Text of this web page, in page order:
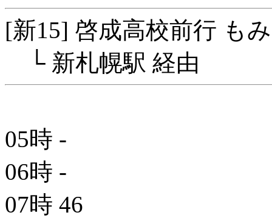
[新15] 啓成高校前行 も
└ 新札幌駅 経由
05時 -
06時 -
07時 46